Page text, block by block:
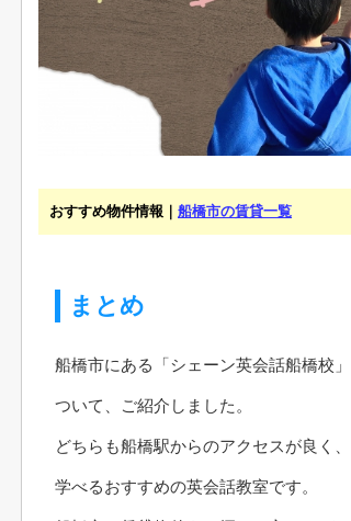
おすすめ物件情報｜ 船橋市の賃貸一覧
まとめ
船橋市にある「シェーン英会話船橋校
ついて、ご紹介しました。
どちらも船橋駅からのアクセスが良く
学べるおすすめの英会話教室です。